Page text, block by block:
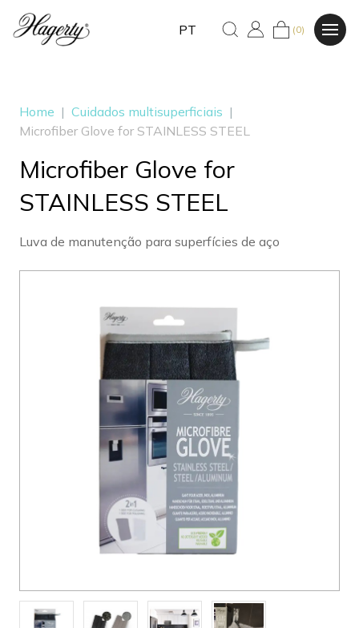
PT (0)
Home | Cuidados multisuperficiais |
Microfiber Glove for STAINLESS STEEL
Microfiber Glove for
STAINLESS STEEL
Luva de manutenção para superfícies de aço